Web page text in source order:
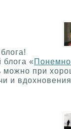
«
можно при
и